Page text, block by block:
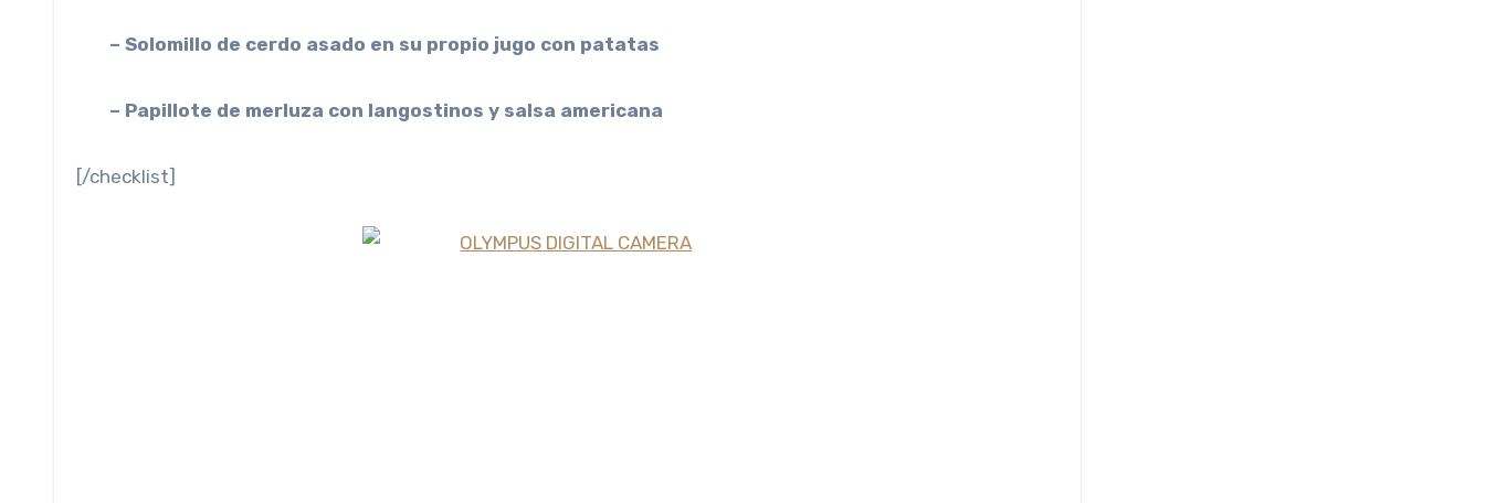
– Solomillo de cerdo asado en su propio jugo con patatas
– Papillote de merluza con langostinos y salsa americana
[/checklist]